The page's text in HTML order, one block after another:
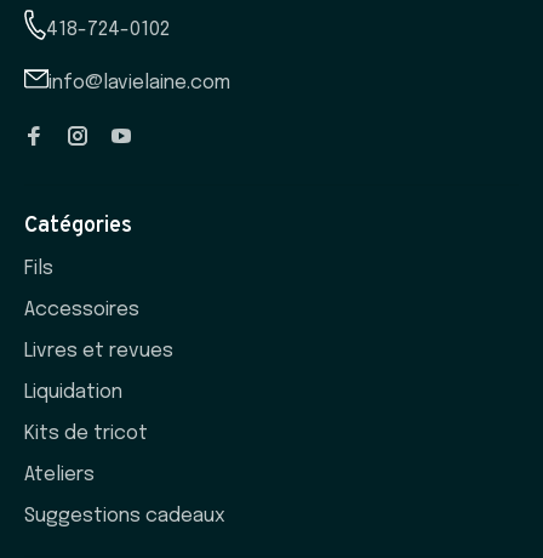
418-724-0102
info@lavielaine.com
Catégories
Fils
Accessoires
Livres et revues
Liquidation
Kits de tricot
Ateliers
Suggestions cadeaux